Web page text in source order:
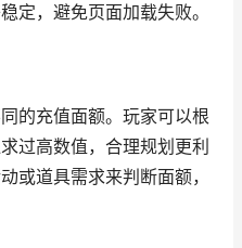
定，避免页面加载失败。
的充值面额。玩家可以根
过高数值，合理规划更利
或道具需求来判断面额，